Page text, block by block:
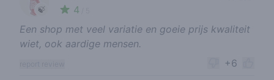
🍃 4
Een shop met veel variatie en goeie prijs kwaliteit
wiet, ook aardige mensen.
+6